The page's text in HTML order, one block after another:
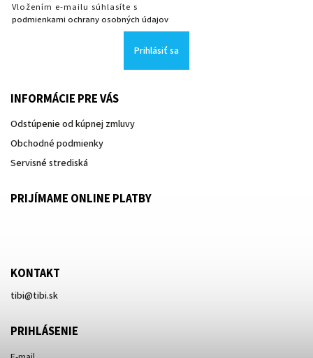
Vložením e-mailu súhlasíte s
podmienkami ochrany osobných údajov
Prihlásiť sa
INFORMÁCIE PRE VÁS
Odstúpenie od kúpnej zmluvy
Obchodné podmienky
Servisné strediská
PRIJÍMAME ONLINE PLATBY
KONTAKT
tibi@tibi.sk
PRIHLÁSENIE